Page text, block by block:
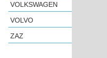
VOLKSWAGEN
VOLVO
ZAZ